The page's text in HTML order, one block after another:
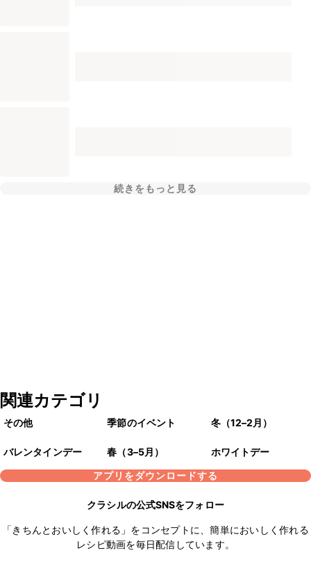
続きをもっと見る
関連カテゴリ
その他 季節のイベント 冬（12–2月）
バレンタインデー 春（3–5月）
ホワイトデー
アプリをダウンロードする
クラシルの公式SNSをフォロー
「きちんとおいしく作れる」をコンセプトに、簡単においしく作れる
レシピ動画を毎日配信しています。